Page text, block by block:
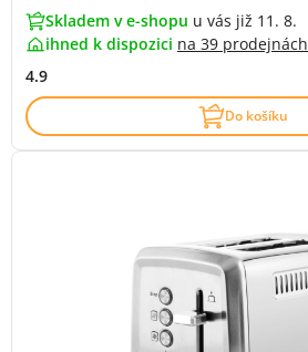
Skladem v e-shopu u vás již 11. 8.
ihned k dispozici na 39 prodejnách
4.9
Do košíku